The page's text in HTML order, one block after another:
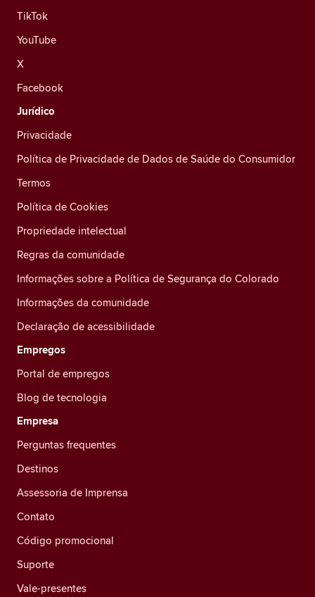
TikTok
YouTube
X
Facebook
Jurídico
Privacidade
Política de Privacidade de Dados de Saúde do Consumidor
Termos
Política de Cookies
Propriedade intelectual
Regras da comunidade
Informações sobre a Política de Segurança do Colorado
Informações da comunidade
Declaração de acessibilidade
Empregos
Portal de empregos
Blog de tecnologia
Empresa
Perguntas frequentes
Destinos
Assessoria de Imprensa
Contato
Código promocional
Suporte
Vale-presentes